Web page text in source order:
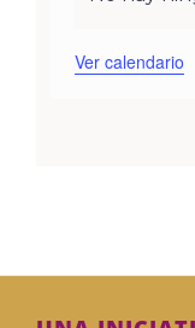
Ver calendario